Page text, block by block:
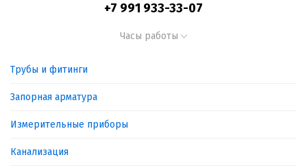
+7 991 933-33-07
Часы работы
Трубы и фитинги
Запорная арматура
Измерительные приборы
Канализация